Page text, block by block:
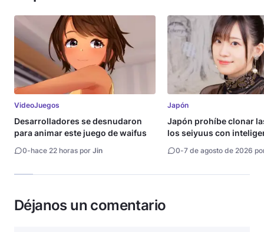
VideoJuegos
Desarrolladores se desnudaron
para animar este juego de waifus
0-hace 22 horas por Jin
Japón
Japón prohíbe clonar
los seiyuus con
artificial
0-7 de agosto de 2026
Déjanos un comentario